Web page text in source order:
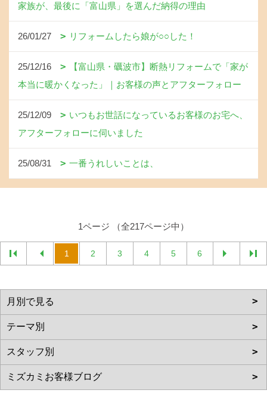
家族が、最後に「富山県」を選んだ納得の理由
26/01/27 リフォームしたら娘が○○した！
25/12/16
【富山県・礪波市】断熱リフォームで「家が
本当に暖かくなった」｜お客様の声とアフターフォロー
25/12/09
いつもお世話になっているお客様のお宅へ、
アフターフォローに伺いました
25/08/31 一番うれしいことは、
1ページ （全217ページ中）
1 2 3 4 5 6